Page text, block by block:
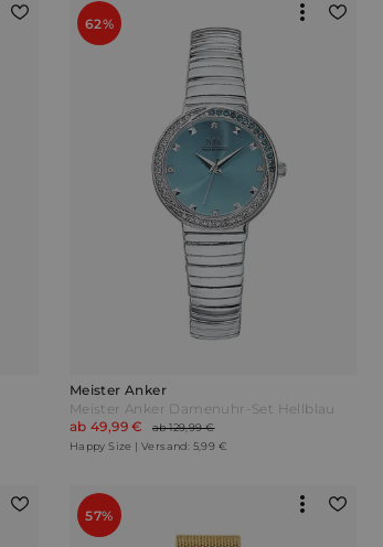
62%
Meister Anker
Meister Anker Damenuhr-Set Hellblau
ab 49,99 €
ab 129,99 €
Happy Size | Versand: 5,99 €
57%